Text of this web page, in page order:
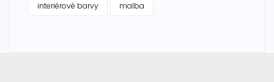
interiérové barvy malba